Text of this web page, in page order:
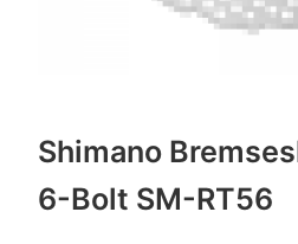
Shimano
6-Bolt SM-RT56